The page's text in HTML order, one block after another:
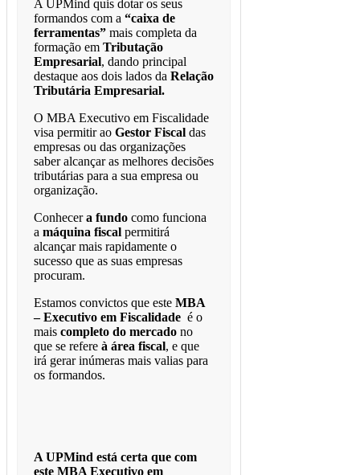
A UPMind quis dotar os seus
formandos com a “caixa de
ferramentas”mais completa da
formação em Tributação
Empresarial, dando principal
destaque aos dois lados da Relação
Tributária Empresarial.
O MBA Executivo em Fiscalidade
visa permitir ao Gestor Fiscaldas
empresas ou das organizações
saber alcançar as melhores decisões
tributárias para a sua empresa ou
organização.
Conhecera fundocomo funciona
a máquina fiscalpermitirá
alcançar mais rapidamente o
sucesso que as suas empresas
procuram.
Estamos convictos que este MBA
– Executivo em Fiscalidade é o
mais completo do mercadono
que se refere à área fiscal, e que
irá gerar inúmeras mais valias para
os formandos.
A UPMind está certa que com
este MBA Executivo em